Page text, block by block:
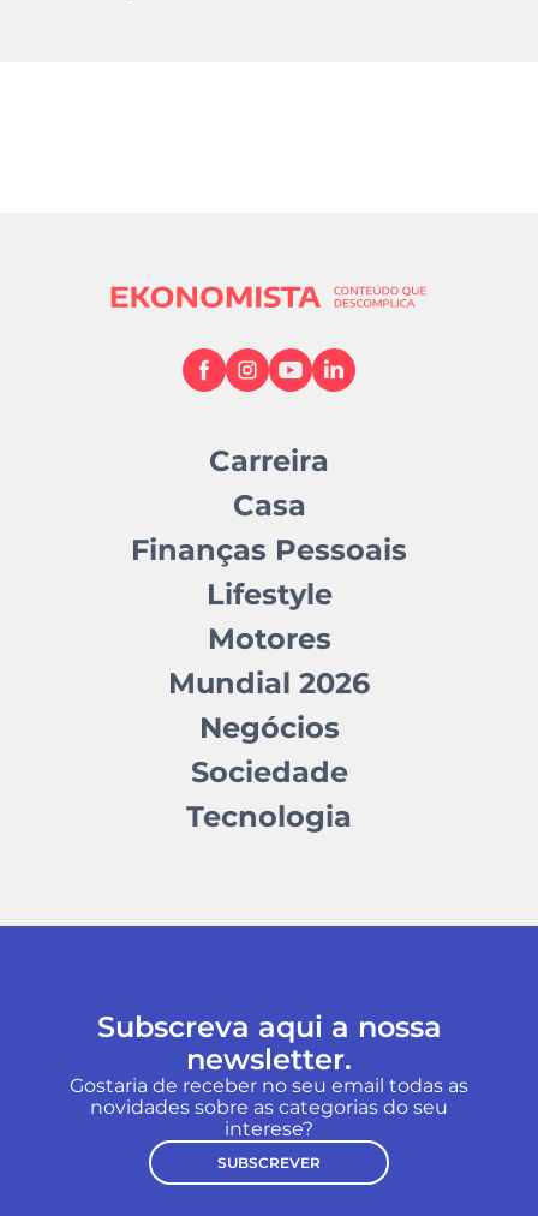
Carreira
Casa
Finanças Pessoais
Lifestyle
Motores
Mundial 2026
Negócios
Sociedade
Tecnologia
Subscreva aqui a nossa
newsletter.
Gostaria de receber no seu email todas as
novidades sobre as categorias do seu
interese?
SUBSCREVER